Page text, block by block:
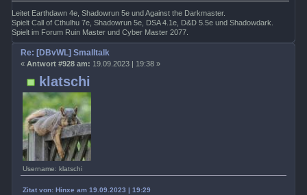
Leitet Earthdawn 4e, Shadowrun 5e und Against the Darkmaster.
Spielt Call of Cthulhu 7e, Shadowrun 5e, DSA 4.1e, D&D 5.5e und Shadowdark.
Spielt im Forum Ruin Master und Cyber Master 2077.
klatschi
Username: klatschi
Re: [DBvWL] Smalltalk
« Antwort #928 am: 19.09.2023 | 19:38 »
Zitat von: Hinxe am 19.09.2023 | 19:29